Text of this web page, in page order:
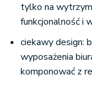
tylko na
funkcjonalność i
ciekawy design:
wyposażenia
komponować z